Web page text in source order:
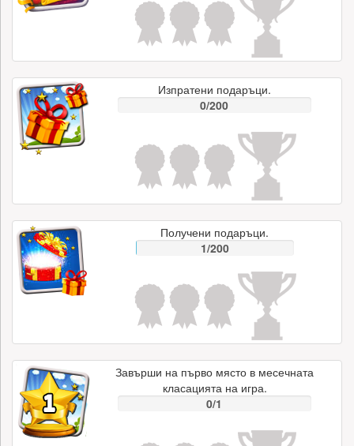
Изпратени подаръци.
0/200
Получени подаръци.
1/200
Завърши на първо място в месечната
класацията на игра.
0/1